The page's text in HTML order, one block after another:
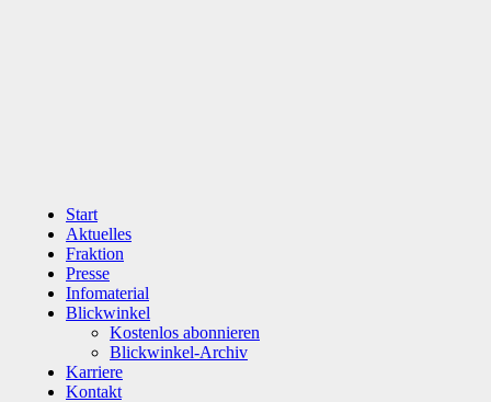
Start
Aktuelles
Fraktion
Presse
Infomaterial
Blickwinkel
Kostenlos abonnieren
Blickwinkel-Archiv
Karriere
Kontakt